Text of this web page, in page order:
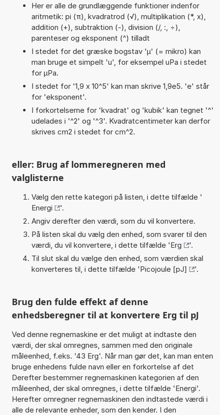
Her er alle de grundlæggende funktioner indenfor
aritmetik: pi (π), kvadratrod (√), multiplikation (*, x),
addition (+), subtraktion (-), division (/, :, ÷),
parenteser og eksponent (^) tilladt
I stedet for det græske bogstav 'µ' (= mikro) kan
man bruge et simpelt 'u', for eksempel uPa i stedet
for µPa.
I stedet for '1,9 x 10^5' kan man skrive 1,9e5. 'e' står
for 'eksponent'.
I forkortelserne for 'kvadrat' og 'kubik' kan tegnet '^'
udelades i '^2' og '^3'. Kvadratcentimeter kan derfor
skrives cm2 i stedet for cm^2.
eller: Brug af lommeregneren med
valglisterne
Vælg den rette kategori på listen, i dette tilfælde '
Energi
'.
Angiv derefter den værdi, som du vil konvertere.
På listen skal du vælg den enhed, som svarer til den
værdi, du vil konvertere, i dette tilfælde 'Erg
'.
Til slut skal du vælge den enhed, som værdien skal
konverteres til, i dette tilfælde 'Picojoule [pJ] '.
Brug den fulde effekt af denne
enhedsberegner til at konvertere Erg til pJ
Ved denne regnemaskine er det muligt at indtaste den
værdi, der skal omregnes, sammen med den originale
måleenhed, f.eks. '43 Erg'. Når man gør det, kan man enten
bruge enhedens fulde navn eller en forkortelse af det
Derefter bestemmer regnemaskinen kategorien af den
måleenhed, der skal omregnes, i dette tilfælde 'Energi'.
Herefter omregner regnemaskinen den indtastede værdi i
alle de relevante enheder, som den kender. I den